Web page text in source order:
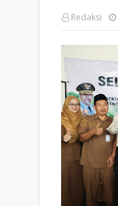
Redaksi